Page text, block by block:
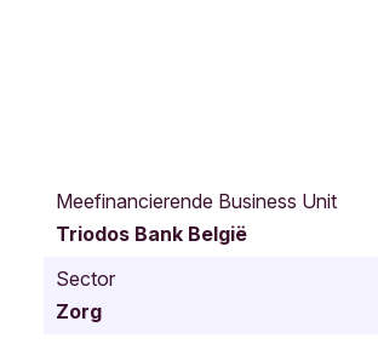
Meefinancierende Business Unit
Triodos Bank België
Sector
Zorg